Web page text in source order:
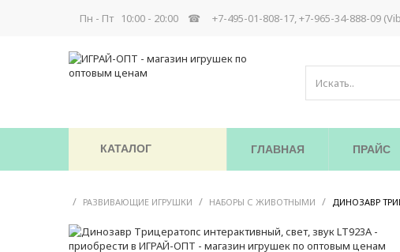
Пн - Пт 10:00 - 20:00 ☎ +7-495-01-808-17, +7-965-34-888-09
КАТАЛОГ ГЛАВНАЯ ПРАЙС
/ РАЗВИВАЮЩИЕ ИГРУШКИ / НАБОРЫ С ЖИВОТНЫМИ / ДИНОЗАВР